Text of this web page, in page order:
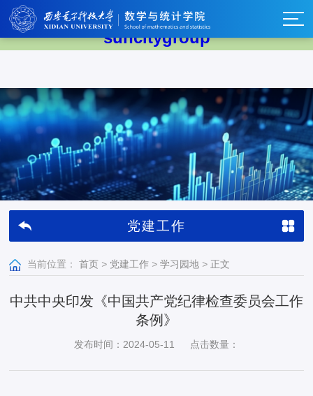
太阳集团tyc539(中国)有限公司-
suncitygroup
党建工作
当前位置： 首页 > 党建工作 > 学习园地 > 正文
中共中央印发《中国共产党纪律检查委员会工作
条例》
发布时间：2024-05-11 点击数量：